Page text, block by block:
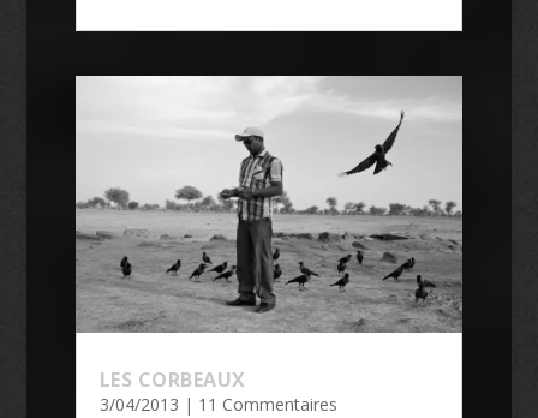
LES CORBEAUX
3/04/2013 | 11 Commentaires